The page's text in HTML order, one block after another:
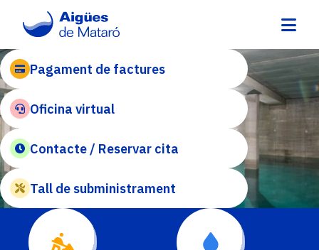
contingut
Pagament de factures
Oficina virtual
Contacte / Reservar cita
Tall de subministrament